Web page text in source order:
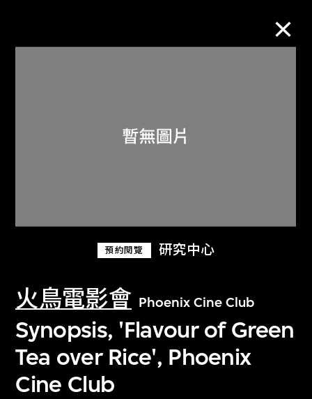
預約閱覽 研究中心
火鳥電影會 Phoenix Cine Club
Synopsis, 'Flavour of Green
Tea over Rice', Phoenix
Cine Club
關於M+藏品
探索世界頂級的二十及二十一世紀視覺
文化藏品。